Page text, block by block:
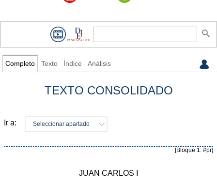
Completo Texto Índice Análisis
TEXTO CONSOLIDADO
Ir a: Seleccionar apartado
[Bloque 1: #pr]
JUAN CARLOS I